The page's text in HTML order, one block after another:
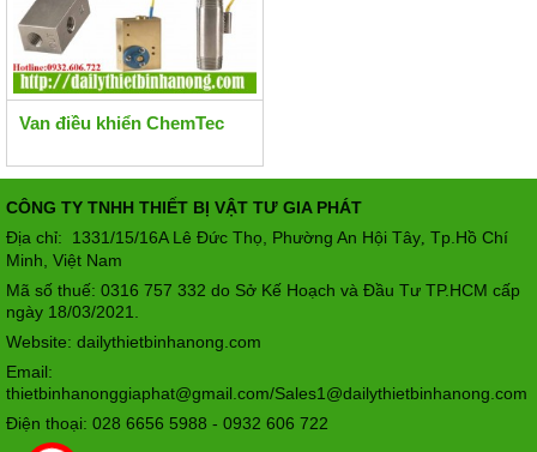
Van điều khiển ChemTec
CÔNG TY TNHH THIẾT BỊ VẬT TƯ GIA PHÁT
Địa chỉ: 1331/15/16A Lê Đức Thọ, Phường An Hội Tây Tp.Hồ Chí
Minh, Việt Nam
Mã số thuế: 0316 757 332 do Sở Kế Hoạch và Đầu Tư TP.HCM cấp
ngày 18/03/2021.
Website: dailythietbinhanong.com
Email:
thietbinhanonggiaphat@gmail.com/Sales1@dailythietbinhanong.com
Điện thoại: 028 6656 5988 - 0932 606 722